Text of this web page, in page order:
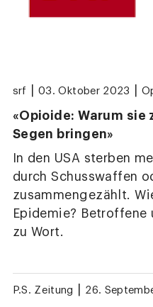
srf 03. Oktober 2023
«Opioide: Warum sie
Segen bringen»
In den USA sterben
durch Schusswaffen
zusammengezählt.
Epidemie? Betroffene
zu Wort.
P.S. Zeitung 26.